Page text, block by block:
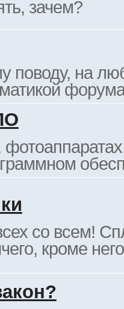
зачем?
поводу, на
со всем!
кроме